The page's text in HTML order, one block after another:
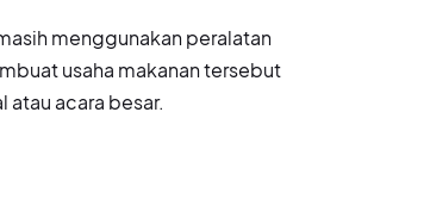
menggunakan peralatan
usaha makanan tersebut
acara besar.